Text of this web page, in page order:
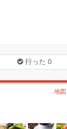
行った 0
地図